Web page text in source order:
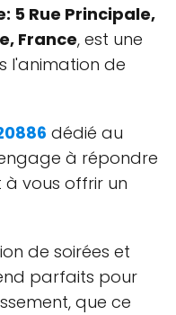
5 Rue Principale,
France, est une
l'animation de
dédié au
à répondre
vous offrir un
de soirées et
parfaits pour
que ce